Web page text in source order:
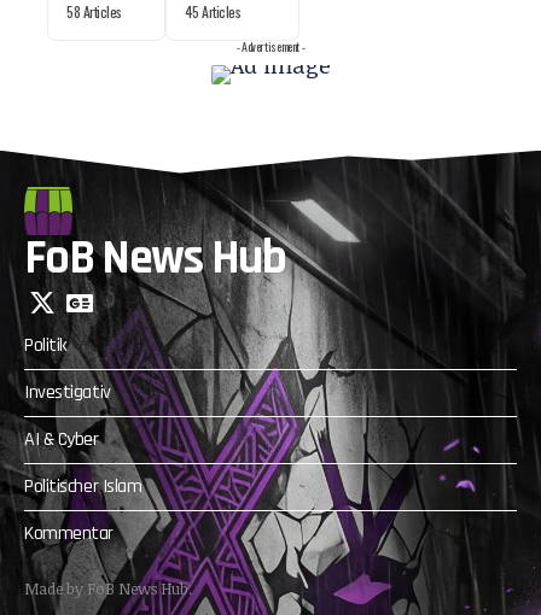
58 Articles 45 Articles
- Advertisement -
FoB News Hub
Politik
Investigativ
AI & Cyber
Politischer Islam
Kommentar
Made by FoB News Hub.